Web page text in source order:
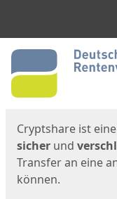
Start
Cryptshare ist
sicher und
Transfer an eine
können.